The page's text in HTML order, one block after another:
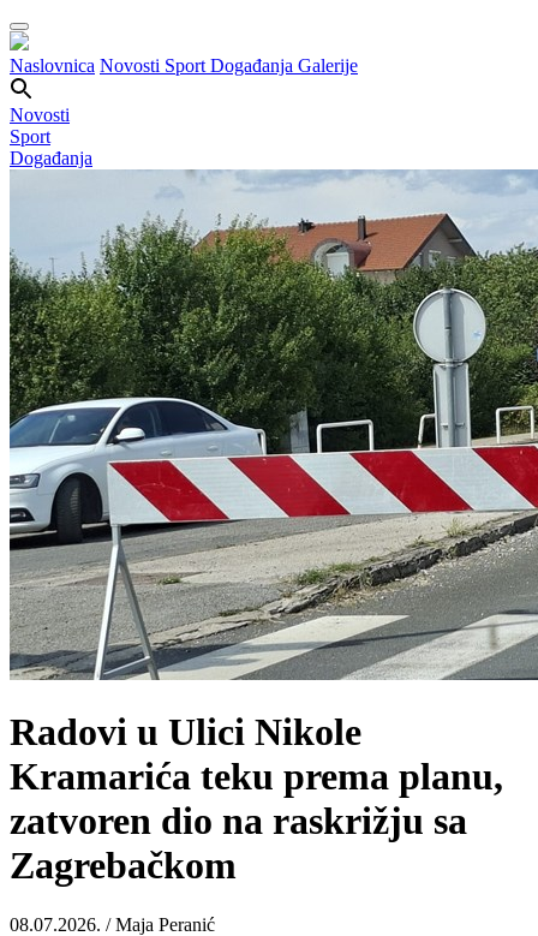
Naslovnica Novosti Sport Događanja Galerije
Novosti
Sport
Događanja
Radovi u Ulici Nikole
Kramarića teku prema planu,
zatvoren dio na raskrižju sa
Zagrebačkom
08.07.2026. / Maja Peranić